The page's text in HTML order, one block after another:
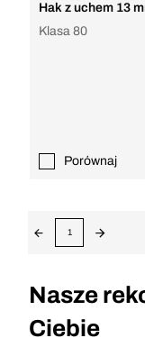
Hak z uchem 13
Klasa 80
Porównaj
1
Nasze
Ciebie